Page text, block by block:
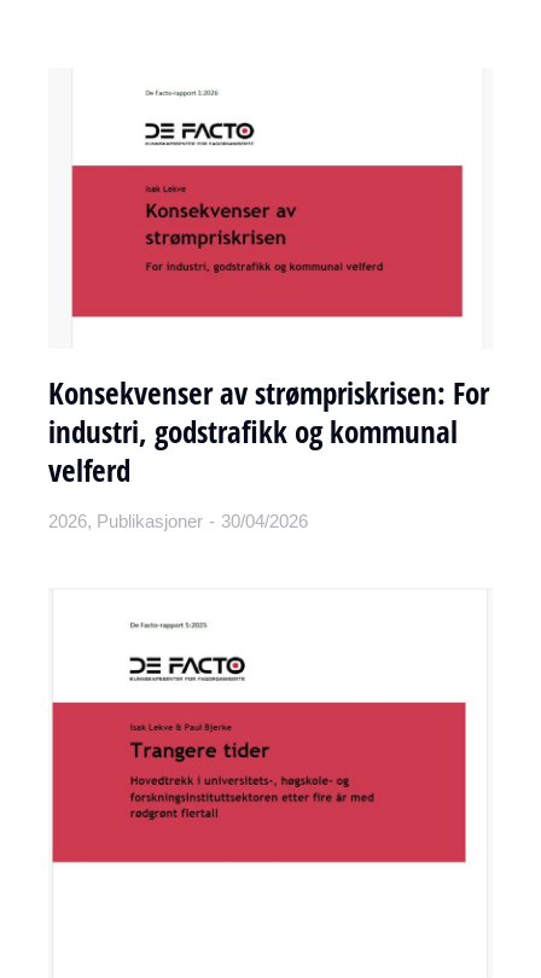
Konsekvenser av strømpriskrisen: For
industri, godstrafikk og kommunal
velferd
2026, Publikasjoner 30/04/2026